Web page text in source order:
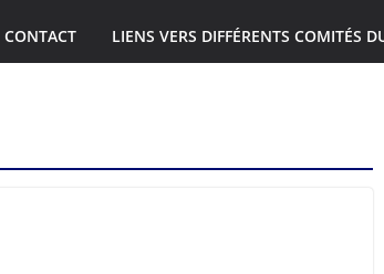
CONTACT LIENS VERS DIFFÉRENTS COMITÉS